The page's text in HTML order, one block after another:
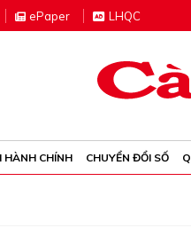
ePaper LHQC
HÀNH CHÍNH CHUYỂN ĐỔI SỐ